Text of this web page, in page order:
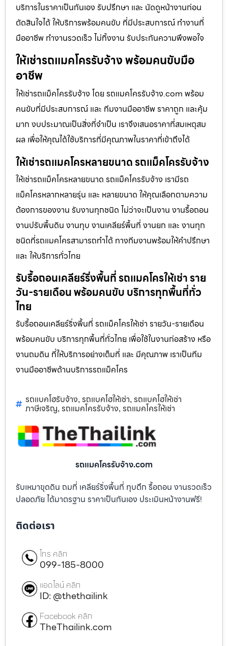
บริการในราคาเป็นกันเอง รับปรึกษา และ นัดดูหน้างานก่อน
ตัดสินใจได้ ให้บริการพร้อมคนขับ ที่มีประสบการณ์ ทำงานที่
มืออาชีพ ทำงานรวดเร็ว ไม่ทิ้งงาน รับประกันความพึงพอใจ
ให้เช่ารถแมคโครรับจ้าง พร้อมคนขับมือ
อาชีพ
ให้เช่ารถแม็คโครรับจ้าง โดย รถแมคโครรับจ้าง.com พร้อม
คนขับที่มีประสบการณ์ และ ทีมงานมืออาชีพ ราคาถูก และคุ้ม
มาก งบประมาณเป็นสิ่งที่จำเป็น เราจึงเสนอราคาที่สมเหตุสม
ผล เพื่อให้คุณได้ใช้บริการที่มีคุณภาพในราคาที่เข้าถึงได้
ให้เช่ารถแมคโครหลายขนาด รถแม็คโครรับจ้าง
ให้เช่ารถแม็คโครหลายขนาด รถแม็คโครรับจ้าง เรามีรถ
แม็คโครหลากหลายรุ่น และ หลายขนาด ให้คุณเลือกตามความ
ต้องการของงาน รับงานทุกชนิด ไม่ว่าจะเป็นงาน งานรื้อถอน
งานปรับพื้นดิน งานทุบ งานเคลียร์พื้นที่ งานยก และ งานทุก
ชนิดที่รถแมคโครสามารถทำได้ ทางทีมงานพร้อมให้คำปรึกษา
และ ให้บริการทั่วไทย
รับรื้อถอนเคลียร์ริ่งพื้นที่ รถแมคโครให้เช่า ราย
วัน-รายเดือน พร้อมคนขับ บริการทุกพื้นที่ทั่ว
ไทย
รับรื้อถอนเคลียร์ริ่งพื้นที่ รถแม็คโครให้เช่า รายวัน-รายเดือน
พร้อมคนขับ บริการทุกพื้นที่ทั่วไทย เพื่อใช้ในงานก่อสร้าง หรือ
งานถมดิน ที่ให้บริการอย่างเต็มที่ และ มีคุณภาพ เราเป็นทีม
งานมืออาชีพด้านบริการรถแม็คโคร
รถแบคโฮรับจ้าง, รถแบคโฮให้เช่า, รถแบคโฮให้เช่า
ภาษีเจริญ, รถแมคโครรับจ้าง, รถแมคโครให้เช่า
รถแมคโครรับจ้าง.com
รับเหมาขุดดิน ถมที่ เคลียร์ริ่งพื้นที่ ทุบตึก รื้อถอน งานรวดเร็ว
ปลอดภัย ได้มาตรฐาน ราคาเป็นกันเอง ประเมินหน้างานฟรี!
ติดต่อเรา
โทร คลิก
099-185-8000
แอดไลน์ คลิก
ID: @thethailink
Facebook คลิก
TheThailink.com